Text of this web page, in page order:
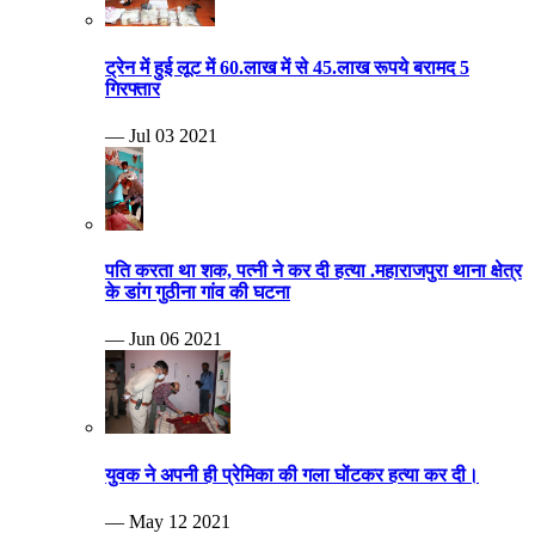
ट्रेन में हुई लूट में 60.लाख में से 45.लाख रूपये बरामद 5
गिरफ्तार
— Jul 03 2021
पति करता था शक, पत्नी ने कर दी हत्या .महाराजपुरा थाना क्षेत्र
के डांग गुठीना गांव की घटना
— Jun 06 2021
युवक ने अपनी ही प्रेमिका की गला घोंटकर हत्या कर दी।
— May 12 2021